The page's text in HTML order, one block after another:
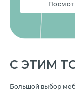
C ЭТИМ
Большой выбор